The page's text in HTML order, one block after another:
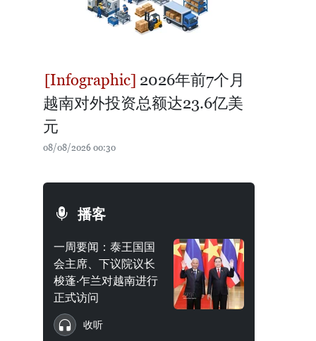
2026年前7个月
越南对外投资总额达23.6亿美
元
08/08/2026 00:30
播客
一周要闻：泰王国国
会主席、下议院议长
梭蓬·乍兰对越南进行
正式访问
收听